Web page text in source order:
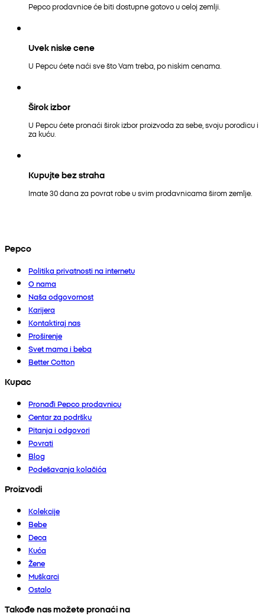
Pepco prodavnice će biti dostupne gotovo u celoj zemlji.
Uvek niske cene
U Pepcu ćete naći sve što Vam treba, po niskim cenama.
Širok izbor
U Pepcu ćete pronaći širok izbor proizvoda za sebe, svoju porodicu i
za kuću.
Kupujte bez straha
Imate 30 dana za povrat robe u svim prodavnicama širom zemlje.
Pepco
Politika privatnosti na internetu
O nama
Naša odgovornost
Karijera
Kontaktiraj nas
Proširenje
Svet mama i beba
Better Cotton
Kupac
Pronađi Pepco prodavnicu
Centar za podršku
Pitanja i odgovori
Povrati
Blog
Podešavanja kolačića
Proizvodi
Kolekcije
Bebe
Deca
Kuća
Žene
Muškarci
Ostalo
Takođe nas možete pronaći na